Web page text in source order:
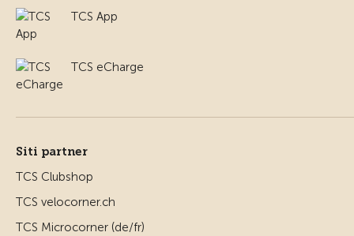
TCS App
TCS eCharge
Siti partner
TCS Clubshop
TCS velocorner.ch
TCS Microcorner (de/fr)